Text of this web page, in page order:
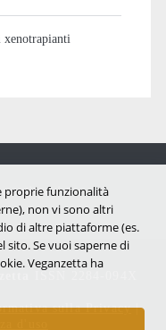
xenotrapianti
antispecista
sulla Privacy|
d'uso
proprie funzionalità
non vi sono altri
di altre piattaforme (es.
sito. Se vuoi saperne di
Veganzetta ha